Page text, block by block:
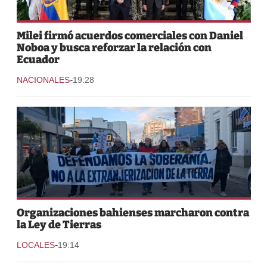
Milei firmó acuerdos comerciales con Daniel
Noboa y busca reforzar la relación con
Ecuador
NACIONALES-19:28
Organizaciones bahienses marcharon contra
la Ley de Tierras
LOCALES-19:14